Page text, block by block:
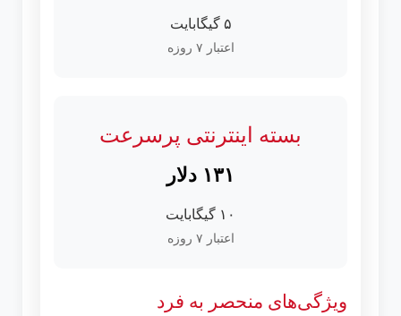
۵ گیگابایت
اعتبار ۷ روزه
بسته اینترنتی پرسرعت
۱۳۱ دلار
۱۰ گیگابایت
اعتبار ۷ روزه
ویژگی‌های منحصر به فرد